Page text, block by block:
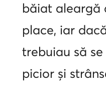
băiat aleargă
place, iar
trebuiau să
picior și